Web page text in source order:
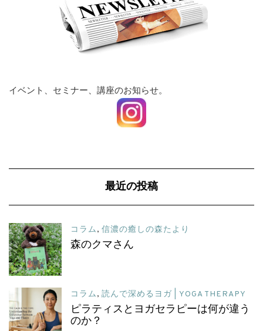
イベント、セミナー、講座のお知らせ。
最近の投稿
コラム, 信濃の癒しの森たより
森のクマさん
コラム, 読んで深めるヨガ | YOGA THERAPY
ピラティスとヨガセラピーは何が違う
のか？